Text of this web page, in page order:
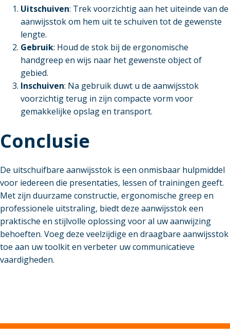
Uitschuiven: Trek voorzichtig aan het uiteinde van de
aanwijsstok om hem uit te schuiven tot de gewenste
lengte.
Gebruik: Houd de stok bij de ergonomische
handgreep en wijs naar het gewenste object of
gebied.
Inschuiven: Na gebruik duwt u de aanwijsstok
voorzichtig terug in zijn compacte vorm voor
gemakkelijke opslag en transport.
Conclusie
De uitschuifbare aanwijsstok is een onmisbaar hulpmiddel
voor iedereen die presentaties, lessen of trainingen geeft.
Met zijn duurzame constructie, ergonomische greep en
professionele uitstraling, biedt deze aanwijsstok een
praktische en stijlvolle oplossing voor al uw aanwijzing
behoeften. Voeg deze veelzijdige en draagbare aanwijsstok
toe aan uw toolkit en verbeter uw communicatieve
vaardigheden.